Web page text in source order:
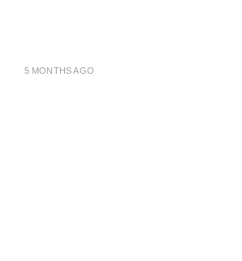
5 MONTHS AGO